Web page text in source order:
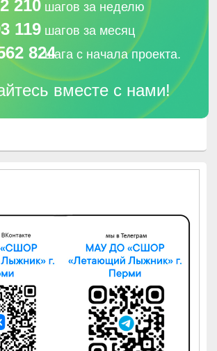
210 шагов за неделю
119 шагов за месяц
824шага с начала проекта.
вместе с нами!